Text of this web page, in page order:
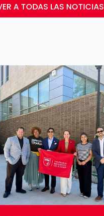
A TODAS LAS NOTICIAS